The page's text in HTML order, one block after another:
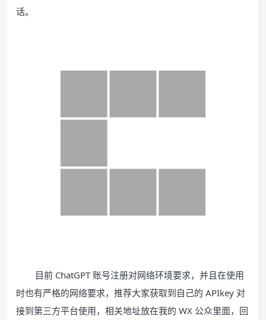
话。
目前 ChatGPT 账号注册对网络环境要求，并且在使用
时也有严格的网络要求，推荐大家获取到自己的 APIkey 对
接到第三方平台使用，相关地址放在我的 WX 公众里面，回